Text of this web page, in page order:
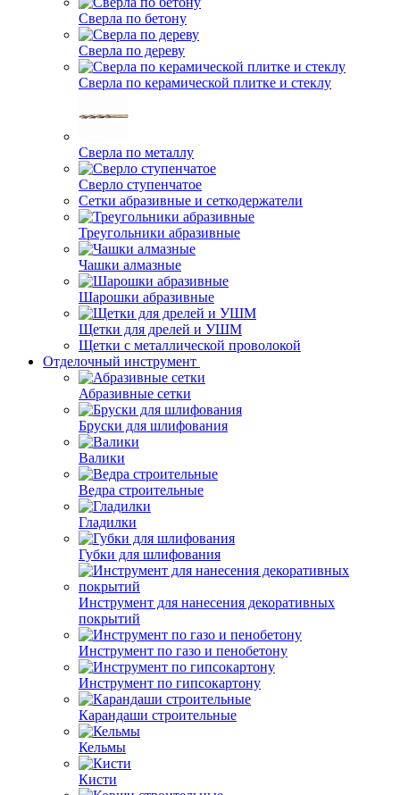
Сверла по бетону
Сверла по дереву
Сверла по керамической плитке и стеклу
Сверла по металлу
Сверло ступенчатое
Сетки абразивные и сеткодержатели
Треугольники абразивные
Чашки алмазные
Шарошки абразивные
Щетки для дрелей и УШМ
Щетки с металлической проволокой
Отделочный инструмент
Абразивные сетки
Бруски для шлифования
Валики
Ведра строительные
Гладилки
Губки для шлифования
Инструмент для нанесения декоративных
покрытий
Инструмент по газо и пенобетону
Инструмент по гипсокартону
Карандаши строительные
Кельмы
Кисти